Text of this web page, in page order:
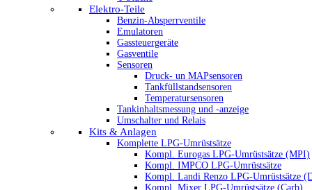
Elektro-Teile
Benzin-Absperrventile
Emulatoren
Gassteuergeräte
Gasventile
Sensoren
Druck- un MAPsensoren
Tankfüllstandsensoren
Temperatursensoren
Tankinhaltsmessung und -anzeige
Umschalter und Relais
Kits & Anlagen
Komplette LPG-Umrüstsätze
Kompl. Eurogas LPG-Umrüstsätze (MPI)
Kompl. IMPCO LPG-Umrüstsätze
Kompl. Landi Renzo LPG-Umrüstsätze
Kompl. Mixer LPG-Umrüstsätze (Carb)